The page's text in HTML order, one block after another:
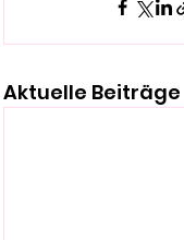
Aktuelle Beiträge